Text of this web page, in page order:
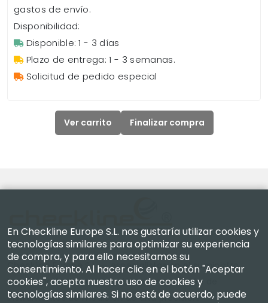
gastos de envío.
Disponibilidad:
Disponible: 1 - 3 días
Plazo de entrega: 1 - 3 semanas.
Solicitud de pedido especial
Ver carrito Finalizar compra
Checkline Europe S.L. — especialistas en el suministro,
la calibración, la certificación y la reparación de
instrumentos de medición de alta precisión.
En Checkline Europe S.L. nos gustaría utilizar cookies y
tecnologías similares para optimizar su experiencia
de compra, y para ello necesitamos su
consentimiento. Al hacer clic en el botón "Aceptar
cookies", acepta nuestro uso de cookies y
tecnologías similares. Si no está de acuerdo, puede